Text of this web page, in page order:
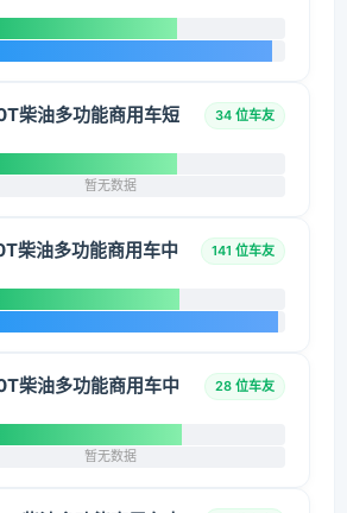
柴油多功能商用车短
34 位车友
暂无数据
柴油多功能商用车中
141 位车友
柴油多功能商用车中
28 位车友
暂无数据